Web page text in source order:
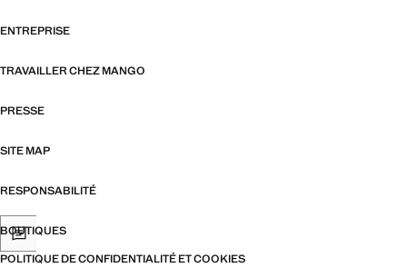
ENTREPRISE
TRAVAILLER CHEZ MANGO
PRESSE
SITE MAP
RESPONSABILITÉ
BOUTIQUES
POLITIQUE DE CONFIDENTIALITÉ ET COOKIES